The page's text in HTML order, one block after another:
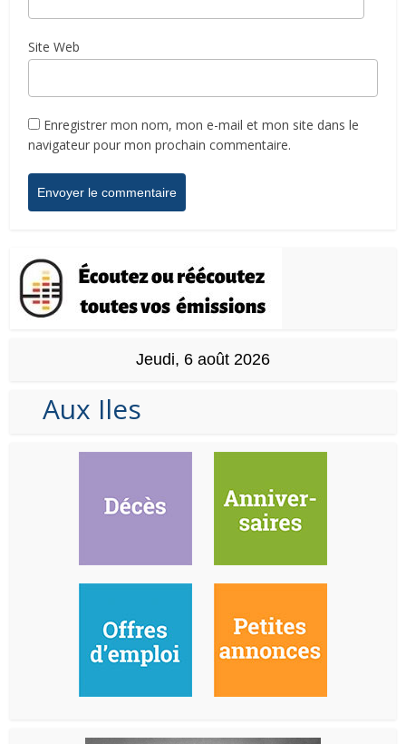
Site Web
Enregistrer mon nom, mon e-mail et mon site dans le
navigateur pour mon prochain commentaire.
Jeudi, 6 août 2026
Aux Iles